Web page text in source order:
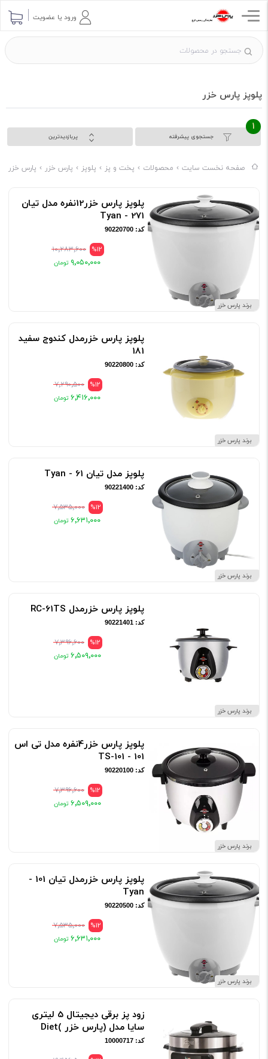
ورود یا عضویت
پلوپز پارس خزر
جستجوی پیشرفته
1
پربازدیدترین
صفحه نخست سایت محصولات پخت و پز پلوپز پارس خزر پارس خزر
برند پارس خزر
پلوپز پارس خزر12نفره مدل تیان
271 - Tyan
کد: 90220700
%12 ۱۰٬۲۸۳٬۶۰۰
۹٬۰۵۰٬۰۰۰
برند پارس خزر
پلوپز پارس خزرمدل کندوج سفید
181
کد: 90220800
%12 ۷٬۲۹۰٬۵۰۰
۶٬۴۱۶٬۰۰۰
برند پارس خزر
پلوپز مدل تیان 61 - Tyan
کد: 90221400
%12 ۷٬۵۳۵٬۰۰۰
۶٬۶۳۱٬۰۰۰
برند پارس خزر
پلوپز پارس خزرمدل RC-61TS
کد: 90221401
%12 ۷٬۳۹۶٬۶۰۰
۶٬۵۰۹٬۰۰۰
برند پارس خزر
پلوپز پارس خزر4نفره مدل تی اس
101 - TS-101
کد: 90220100
%12 ۷٬۳۹۶٬۶۰۰
۶٬۵۰۹٬۰۰۰
برند پارس خزر
پلوپز پارس خزرمدل تیان 101 -
Tyan
کد: 90220500
%12 ۷٬۵۳۵٬۰۰۰
۶٬۶۳۱٬۰۰۰
زود پز برقی دیجیتال 5 لیتری
سایا مدل (پارس خزر )Diet
کد: 10000717